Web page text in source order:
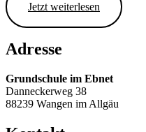
Jetzt weiterlesen
Adresse
Grundschule im Ebnet
Danneckerweg 38
88239 Wangen im Allgäu